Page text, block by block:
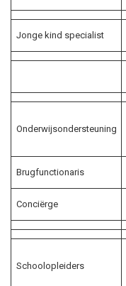
Jonge kind specialist
Onderwijsondersteuning
Brugfunctionaris
Conciërge
Schoolopleiders